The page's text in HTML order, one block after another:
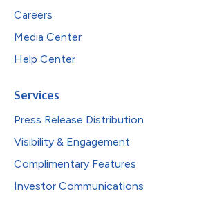
Careers
Media Center
Help Center
Services
Press Release Distribution
Visibility & Engagement
Complimentary Features
Investor Communications